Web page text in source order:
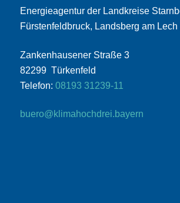
Energieagentur der Landkreise
Fürstenfeldbruck, Landsberg am Lech
Zankenhausener Straße 3
82299 Türkenfeld
Telefon: 08193 31239-11
buero@klimahochdrei.bayern